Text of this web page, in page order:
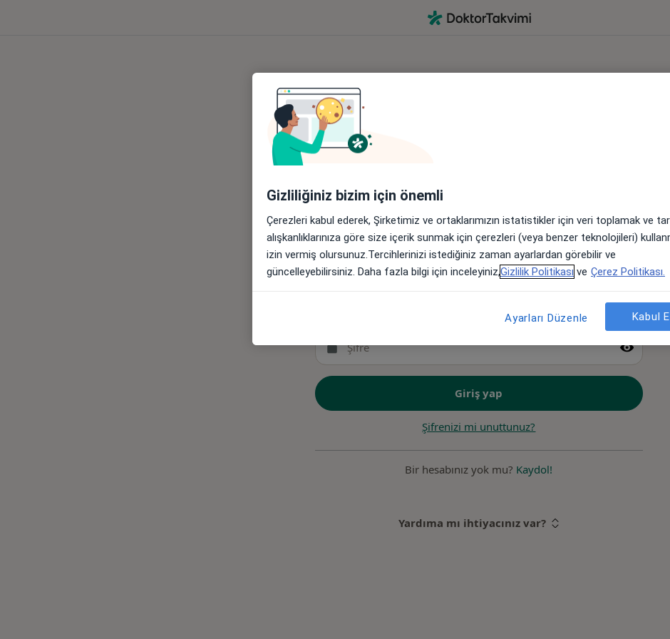
Hesabınıza giriş yapın
Sosyal medya aracılığıyla
Apple ile devam et
veya
Giriş yap
Şifrenizi mi unuttunuz?
Bir hesabınız yok mu? Kaydol!
Yardıma mı ihtiyacınız var?
Gizliliğiniz bizim için önemli
Çerezleri kabul ederek, Şirketimiz ve ortaklarımızın istatistikler için veri toplamak ve
alışkanlıklarınıza göre size içerik sunmak için çerezleri (veya benzer teknolojileri)
izin vermiş olursunuz.Tercihlerinizi istediğiniz zaman ayarlardan görebilir ve
güncelleyebilirsiniz. Daha fazla bilgi için inceleyiniz,Gizlilik Politikası ve Çerez Politikası.
Ayarları Düzenle Kabul